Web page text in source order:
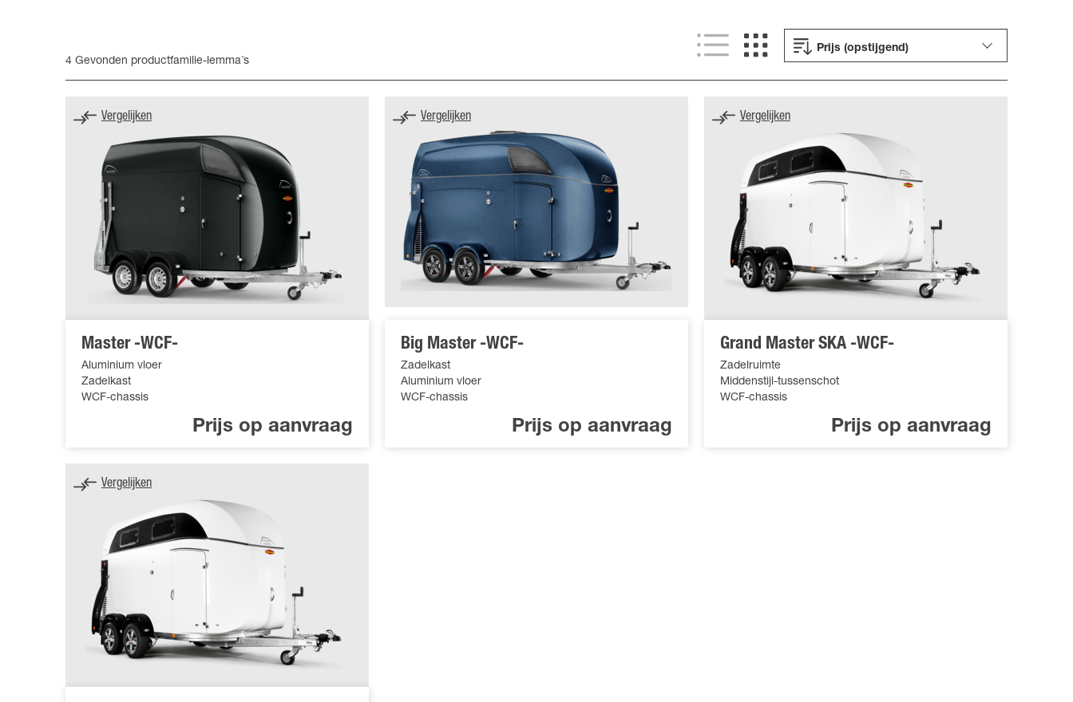
4 Gevonden productfamilie-lemma´s
Prijs (opstijgend)
Master -WCF-
Aluminium vloer
Zadelkast
WCF-chassis
Prijs op aanvraag
Vergelijken
Big Master -WCF-
Zadelkast
Aluminium vloer
WCF-chassis
Prijs op aanvraag
Vergelijken
Grand Master SKA -WCF-
Zadelruimte
Middenstijl-tussenschot
WCF-chassis
Prijs op aanvraag
Vergelijken
Vergelijken